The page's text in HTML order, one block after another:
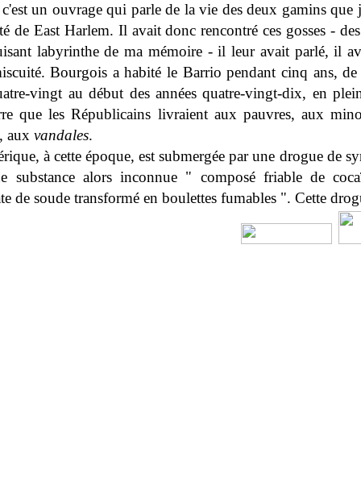
un ouvrage qui parle de la vie des deux gamins que
de East Harlem. Il avait donc rencontré ces gosses -
labyrinthe de ma mémoire - il leur avait parlé, il
Bourgois a habité le Barrio pendant cinq ans,
vingt au début des années quatre-vingt-dix, en
que les Républicains livraient aux pauvres, aux
aux vandales.
à cette époque, est submergée par une drogue de
substance alors inconnue " composé friable de
de soude transformé en boulettes fumables ". Cette